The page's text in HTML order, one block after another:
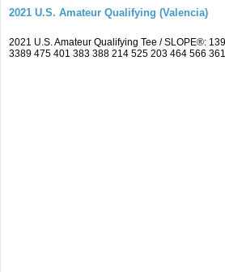
2021 U.S. Amateur Qualifying (Valencia)
2021 U.S. Amateur Qualifying Tee / SLOPE®:
3389 475 401 383 388 214 525 203 464 566